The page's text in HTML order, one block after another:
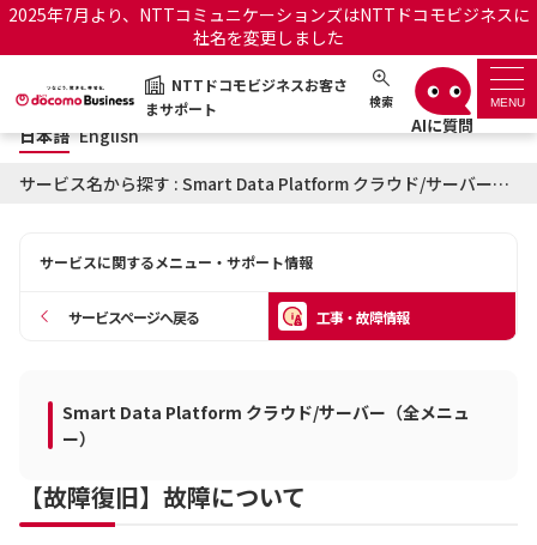
2025年7月より、NTTコミュニケーションズはNTTドコモビジネスに
社名を変更しました
NTTドコモビジネスお客さ
まサポート
検索 MENU
NTTドコモビジネスお客さまサポート 日本語 English
サポートトップ
OCNのお客さまはこちら
工事・故障情報通知サー
オフィシャルサイト
日本語 English
サービス名から探す : Smart Data Platform クラウド/サーバー（全メニュー）に関する工事・故障情報
サービスに関するメニュー・サポート情報
サービスページへ戻る 工事・故障情報
Smart Data Platform クラウド/サーバー（全メニュ
ー）
【故障復旧】故障について